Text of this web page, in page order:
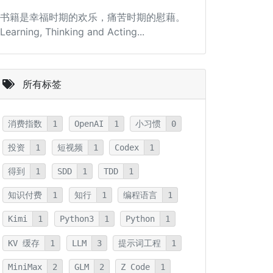
书籍是幸福时期的欢乐，痛苦时期的慰藉。
Learning, Thinking and Acting...
所有标签
消费指数 1 OpenAI 1 小习惯 0
投资 1 短视频 1 Codex 1
得到 1 SDD 1 TDD 1
知识付费 1 知行 1 编程语言 1
Kimi 1 Python3 1 Python 1
KV 缓存 1 LLM 3 提示词工程 1
MiniMax 2 GLM 2 Z Code 1